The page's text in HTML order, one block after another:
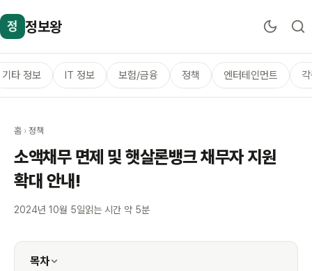
정 정보왕
기타 정보 IT 정보 보험/금융 정책 엔터테인먼트
홈 › 정책
소액채무 면제 및 햇살론뱅크 채무자 지원
확대 안내!
2024년 10월 5일읽는 시간 약 5분
목차